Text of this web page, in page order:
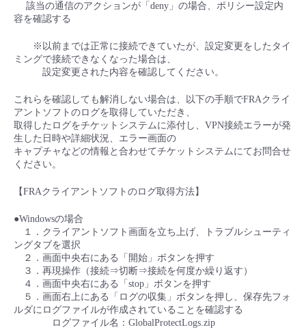
- クラウド / サーバー
- Flexible InterConnect
- Flexible Remote Access
- vUTM2
- その他
該当の通信のアクションが「deny」の場合、ポリシー設定内
容を確認する
※以前までは正常に接続できていたが、設定変更をしたタイ
ミングで接続できなくなった場合は、
設定変更された内容を確認してください。
これらを確認しても解消しない場合は、以下の手順でFRAクライ
アントソフトのログを取得していただき、
取得したログをチケットシステムに添付し、VPN接続エラーが発
生した日時や詳細状況、エラー画面の
キャプチャなどの情報と合わせてチケットシステムにてお問合せ
ください。
【FRAクライアントソフトのログ取得方法】
●Windowsの場合
１．クライアントソフト画面を立ち上げ、トラブルシューティ
ングタブを選択
２．画面中央右にある「開始」ボタンを押す
３．再現操作（接続⇒切断⇒接続を何度か繰り返す）
４．画面中央右にある「stop」ボタンを押す
５．画面右上にある「ログの収集」ボタンを押し、保存先フォ
ルダにログファイルが作成されていることを確認する
ログファイル名：GlobalProtectLogs.zip